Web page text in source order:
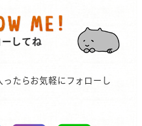
してね
たらお気軽にフォローし